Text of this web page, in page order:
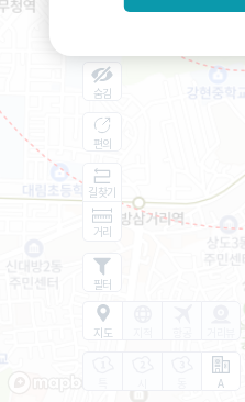
숨김
편의
길찾기
거리
필터
지도
A